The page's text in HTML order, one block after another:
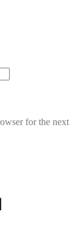
for the next